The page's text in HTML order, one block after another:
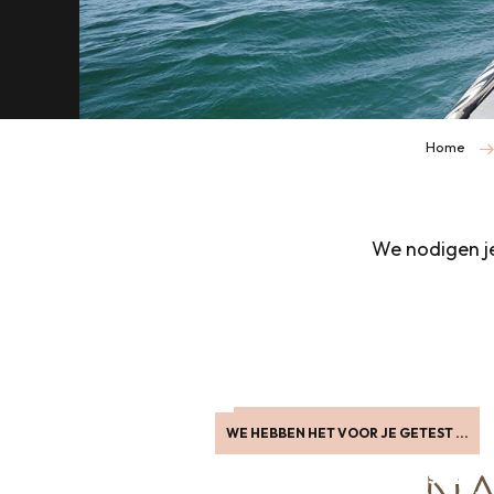
Home
We nodigen
VIP-ERVARING IN HET AQUARIUM
Mijn ervaring met VIP … Very Important
WE HEBBEN HET VOOR JE GETEST ...
Wij hebben het voor je getest! De